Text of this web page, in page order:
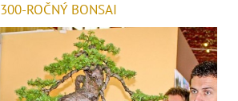
300-ROČNÝ BONSAI